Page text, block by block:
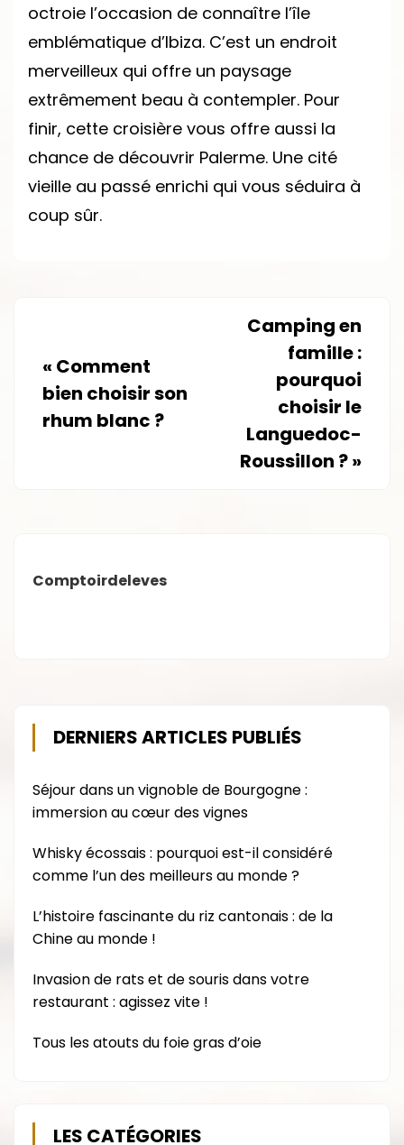
octroie l’occasion de connaître l’île
emblématique d’Ibiza. C’est un endroit
merveilleux qui offre un paysage
extrêmement beau à contempler. Pour
finir, cette croisière vous offre aussi la
chance de découvrir Palerme. Une cité
vieille au passé enrichi qui vous séduira à
coup sûr.
« Comment
bien choisir son
rhum blanc ?
Camping en
famille :
pourquoi
choisir le
Languedoc-
Roussillon ?»
Comptoirdeleves
DERNIERS ARTICLES PUBLIÉS
Séjour dans un vignoble de Bourgogne :
immersion au cœur des vignes
Whisky écossais : pourquoi est-il considéré
comme l’un des meilleurs au monde ?
L’histoire fascinante du riz cantonais : de la
Chine au monde !
Invasion de rats et de souris dans votre
restaurant : agissez vite !
Tous les atouts du foie gras d’oie
LES CATÉGORIES